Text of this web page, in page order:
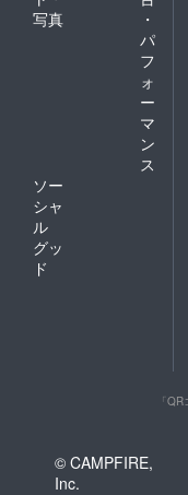
写真
・
パ
フ
ォ
ー
マ
ン
ス
ソー
シャ
ル
グッ
ド
「
© CAMPFIRE,
Inc.